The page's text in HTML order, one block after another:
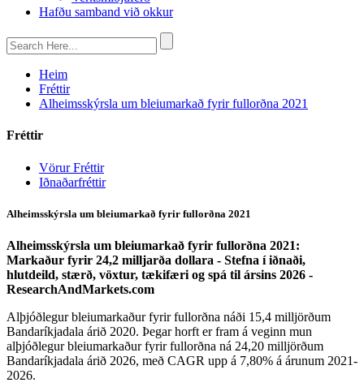
Hafðu samband við okkur
Heim
Fréttir
Alheimsskýrsla um bleiumarkað fyrir fullorðna 2021
Fréttir
Vörur Fréttir
Iðnaðarfréttir
Alheimsskýrsla um bleiumarkað fyrir fullorðna 2021
Alheimsskýrsla um bleiumarkað fyrir fullorðna 2021:
Markaður fyrir 24,2 milljarða dollara - Stefna í iðnaði,
hlutdeild, stærð, vöxtur, tækifæri og spá til ársins 2026 -
ResearchAndMarkets.com
Alþjóðlegur bleiumarkaður fyrir fullorðna náði 15,4 milljörðum
Bandaríkjadala árið 2020. Þegar horft er fram á veginn mun
alþjóðlegur bleiumarkaður fyrir fullorðna ná 24,20 milljörðum
Bandaríkjadala árið 2026, með CAGR upp á 7,80% á árunum 2021-
2026.